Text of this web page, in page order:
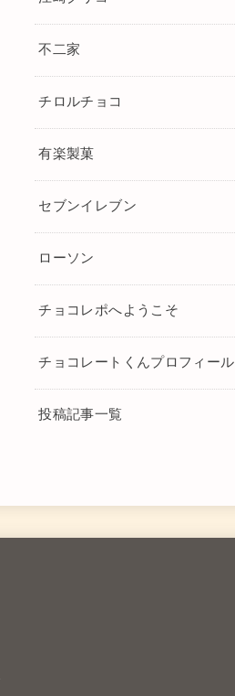
不二家
チロルチョコ
有楽製菓
セブンイレブン
ローソン
チョコレポへようこそ
チョコレートくんプロフィール
投稿記事一覧